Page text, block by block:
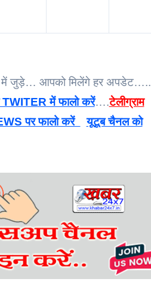
जुड़े… आपको मिलेंगे हर अपडेट…..
TWITER में फालो करें….टेलीग्राम
पर फालो करें
यूटूब चैनल को